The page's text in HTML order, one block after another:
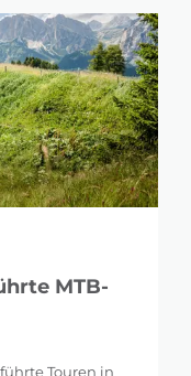
MTB-
Touren in